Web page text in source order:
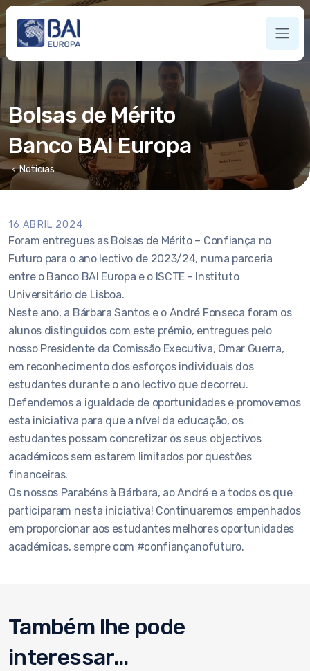
Bolsas de Mérito
Banco BAI Europa
chevron_leftNotícias
16 ABRIL 2024
Foram entregues as Bolsas de Mérito – Confiança no
Futuro para o ano lectivo de 2023/24, numa parceria
entre o Banco BAI Europa e o ISCTE - Instituto
Universitário de Lisboa.
Neste ano, a Bárbara Santos e o André Fonseca foram os
alunos distinguidos com este prémio, entregues pelo
nosso Presidente da Comissão Executiva, Omar Guerra,
em reconhecimento dos esforços individuais dos
estudantes durante o ano lectivo que decorreu.
Defendemos a igualdade de oportunidades e promovemos
esta iniciativa para que a nível da educação, os
estudantes possam concretizar os seus objectivos
académicos sem estarem limitados por questões
financeiras.
Os nossos Parabéns à Bárbara, ao André e a todos os que
participaram nesta iniciativa! Continuaremos empenhados
em proporcionar aos estudantes melhores oportunidades
académicas, sempre com #confiançanofuturo.
Também lhe pode
interessar...